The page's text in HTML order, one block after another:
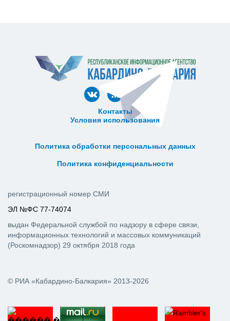
Контакты
Условия использования
Политика обработки персональных данных
Политика конфиденциальности
© РИА «Кабардино-Балкария» 2013-2026
регистрационный номер СМИ
ЭЛ №ФС 77-74074
выдан Федеральной службой по надзору в сфере связи,
информационных технологий и массовых коммуникаций
(Роскомнадзор) 29 октября 2018 года